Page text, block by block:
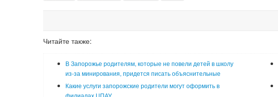
Читайте также:
В Запорожье родителям, которые не повели детей в школу
из-за минирования, придется писать объяснительные
Какие услуги запорожские родители могут оформить в
филиалах ЦПАУ